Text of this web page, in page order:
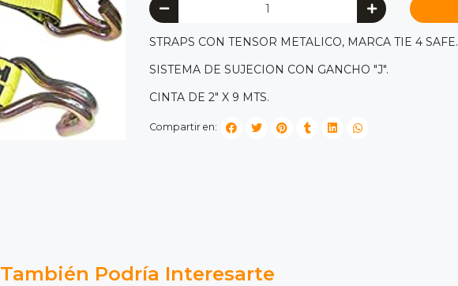
STRAPS CON TENSOR METALICO, MARCA TIE 4 SAFE.
SISTEMA DE SUJECION CON GANCHO "J".
CINTA DE 2" X 9 MTS.
Compartir en:
También Podría Interesarte